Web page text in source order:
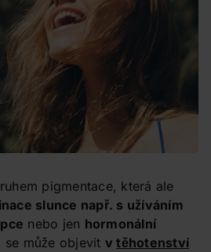
pigmentace, která ale
slunce např. s užíváním
nebo jen hormonální
se může objevit vtěhotenství